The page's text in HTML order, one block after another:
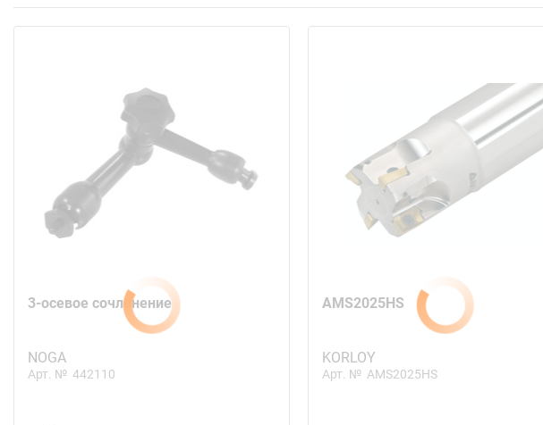
3-осевое сочленение
NOGA
Арт. № 442110
AMS2025HS
KORLOY
Арт. № AMS2025HS